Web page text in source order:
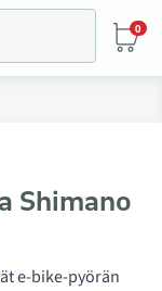
0
Shimano
e-bike-pyörän